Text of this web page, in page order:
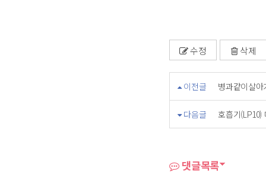
수정 삭제
이전글 병과같이살
다음글 호흡기(LP10)
댓글목록